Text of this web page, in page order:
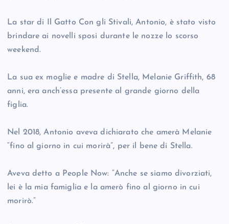
La star di Il Gatto Con gli Stivali, Antonio, è stato visto
brindare ai novelli sposi durante le nozze lo scorso
weekend.
La sua ex moglie e madre di Stella, Melanie Griffith, 68
anni, era anch’essa presente al grande giorno della
figlia.
Nel 2018, Antonio aveva dichiarato che amerà Melanie
“fino al giorno in cui morirà”, per il bene di Stella.
Aveva detto a People Now: “Anche se siamo divorziati,
lei è la mia famiglia e la amerò fino al giorno in cui
morirò.”